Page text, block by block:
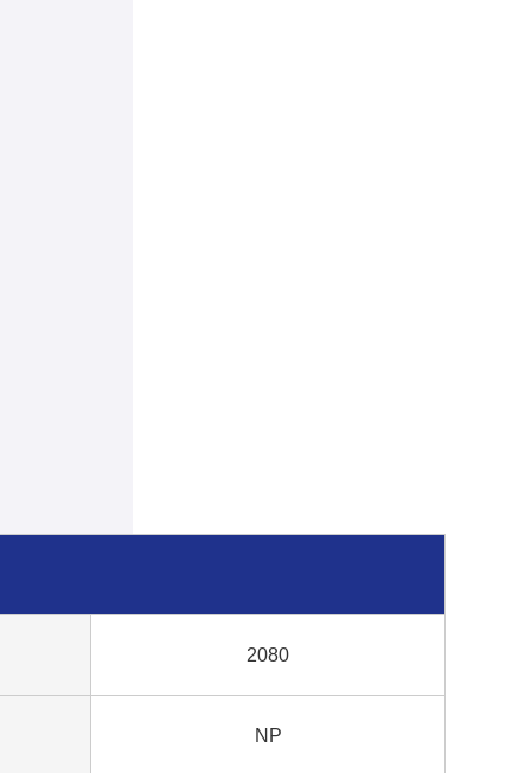
2080
NP